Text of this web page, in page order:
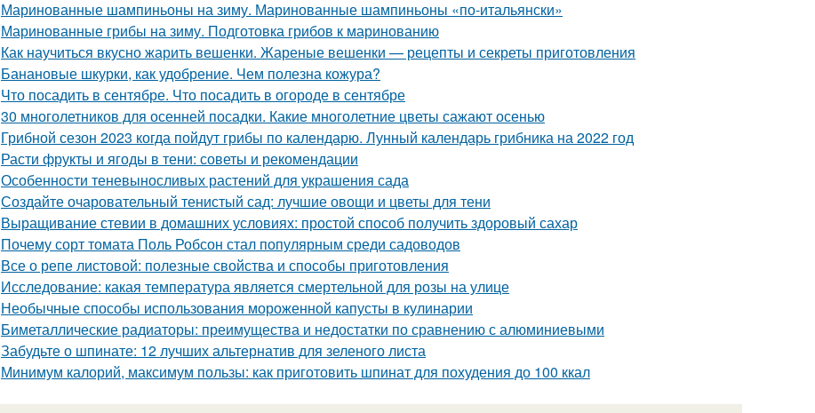
Маринованные шампиньоны на зиму. Маринованные шампиньоны «по-итальянски»
Маринованные грибы на зиму. Подготовка грибов к маринованию
Как научиться вкусно жарить вешенки. Жареные вешенки — рецепты и секреты приготовления
Банановые шкурки, как удобрение. Чем полезна кожура?
Что посадить в сентябре. Что посадить в огороде в сентябре
30 многолетников для осенней посадки. Какие многолетние цветы сажают осенью
Грибной сезон 2023 когда пойдут грибы по календарю. Лунный календарь грибника на 2022 год
Расти фрукты и ягоды в тени: советы и рекомендации
Особенности теневыносливых растений для украшения сада
Создайте очаровательный тенистый сад: лучшие овощи и цветы для тени
Выращивание стевии в домашних условиях: простой способ получить здоровый сахар
Почему сорт томата Поль Робсон стал популярным среди садоводов
Все о репе листовой: полезные свойства и способы приготовления
Исследование: какая температура является смертельной для розы на улице
Необычные способы использования мороженной капусты в кулинарии
Биметаллические радиаторы: преимущества и недостатки по сравнению с алюминиевыми
Забудьте о шпинате: 12 лучших альтернатив для зеленого листа
Минимум калорий, максимум пользы: как приготовить шпинат для похудения до 100 ккал